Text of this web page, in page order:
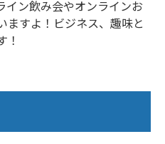
ン飲み会やオンラインお
ますよ！ビジネス、趣味と
！